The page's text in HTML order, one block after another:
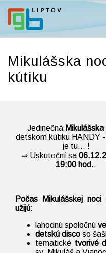
Mikulášska
kútiku
Jedinečná Mikulášska
detskom kútiku HANDY
je tu... !
⇒ Uskutoční sa
19:00 hod..
Počas Mikulášskej
užijú:
lahodnú spoločnú
detskú disco so
tematické tvorivé